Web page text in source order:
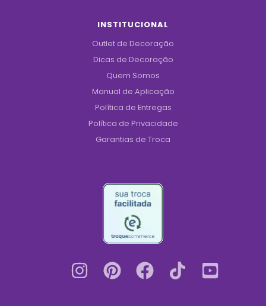
INSTITUCIONAL
Outlet de Decoração
Dicas de Decoração
Quem Somos
Manual de Aplicação
Política de Entregas
Política de Privacidade
Garantias de Troca